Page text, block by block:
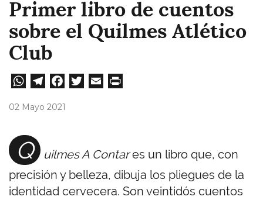
Primer libro de cuentos
sobre el Quilmes Atlético
Club
W
A
pp
Te
m
Fa
02 Mayo 2021
Q uilmes A Contares un libro que, con
precisión y belleza, dibuja los pliegues de la
identidad cervecera. Son veintidós cuentos